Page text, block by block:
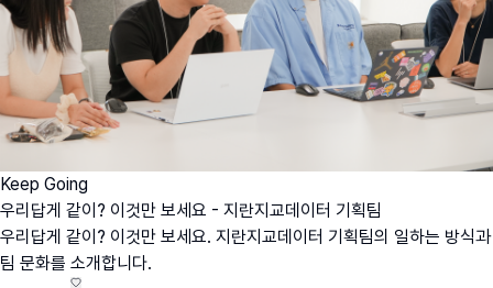
Keep Going
우리답게 같이? 이것만 보세요 - 지란지교데이터 기획팀
우리답게 같이? 이것만 보세요. 지란지교데이터 기획팀의 일하는 방식과
팀 문화를 소개합니다.